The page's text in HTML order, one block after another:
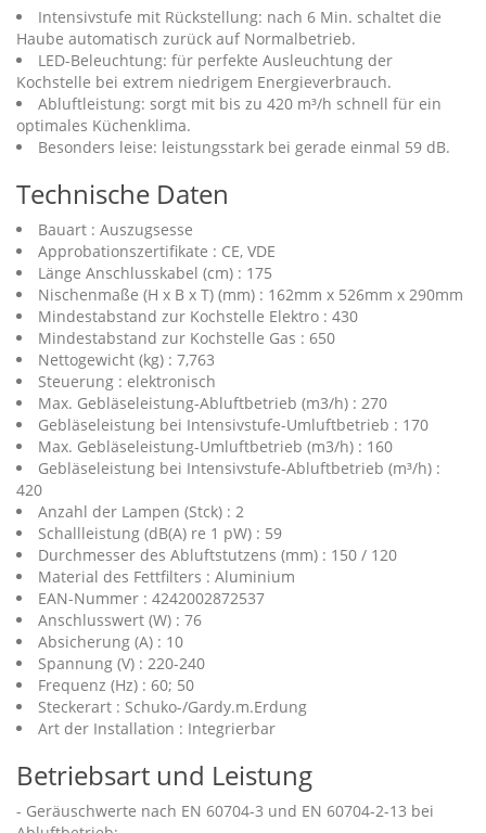
Intensivstufe mit Rückstellung: nach 6 Min. schaltet die
Haube automatisch zurück auf Normalbetrieb.
LED-Beleuchtung: für perfekte Ausleuchtung der
Kochstelle bei extrem niedrigem Energieverbrauch.
Abluftleistung: sorgt mit bis zu 420 m³/h schnell für ein
optimales Küchenklima.
Besonders leise: leistungsstark bei gerade einmal 59 dB.
Technische Daten
Bauart : Auszugsesse
Approbationszertifikate : CE, VDE
Länge Anschlusskabel (cm) : 175
Nischenmaße (H x B x T) (mm) : 162mm x 526mm x 290mm
Mindestabstand zur Kochstelle Elektro : 430
Mindestabstand zur Kochstelle Gas : 650
Nettogewicht (kg) : 7,763
Steuerung : elektronisch
Max. Gebläseleistung-Abluftbetrieb (m3/h) : 270
Gebläseleistung bei Intensivstufe-Umluftbetrieb : 170
Max. Gebläseleistung-Umluftbetrieb (m3/h) : 160
Gebläseleistung bei Intensivstufe-Abluftbetrieb (m³/h) :
420
Anzahl der Lampen (Stck) : 2
Schallleistung (dB(A) re 1 pW) : 59
Durchmesser des Abluftstutzens (mm) : 150 / 120
Material des Fettfilters : Aluminium
EAN-Nummer : 4242002872537
Anschlusswert (W) : 76
Absicherung (A) : 10
Spannung (V) : 220-240
Frequenz (Hz) : 60; 50
Steckerart : Schuko-/Gardy.m.Erdung
Art der Installation : Integrierbar
Betriebsart und Leistung
- Geräuschwerte nach EN 60704-3 und EN 60704-2-13 bei